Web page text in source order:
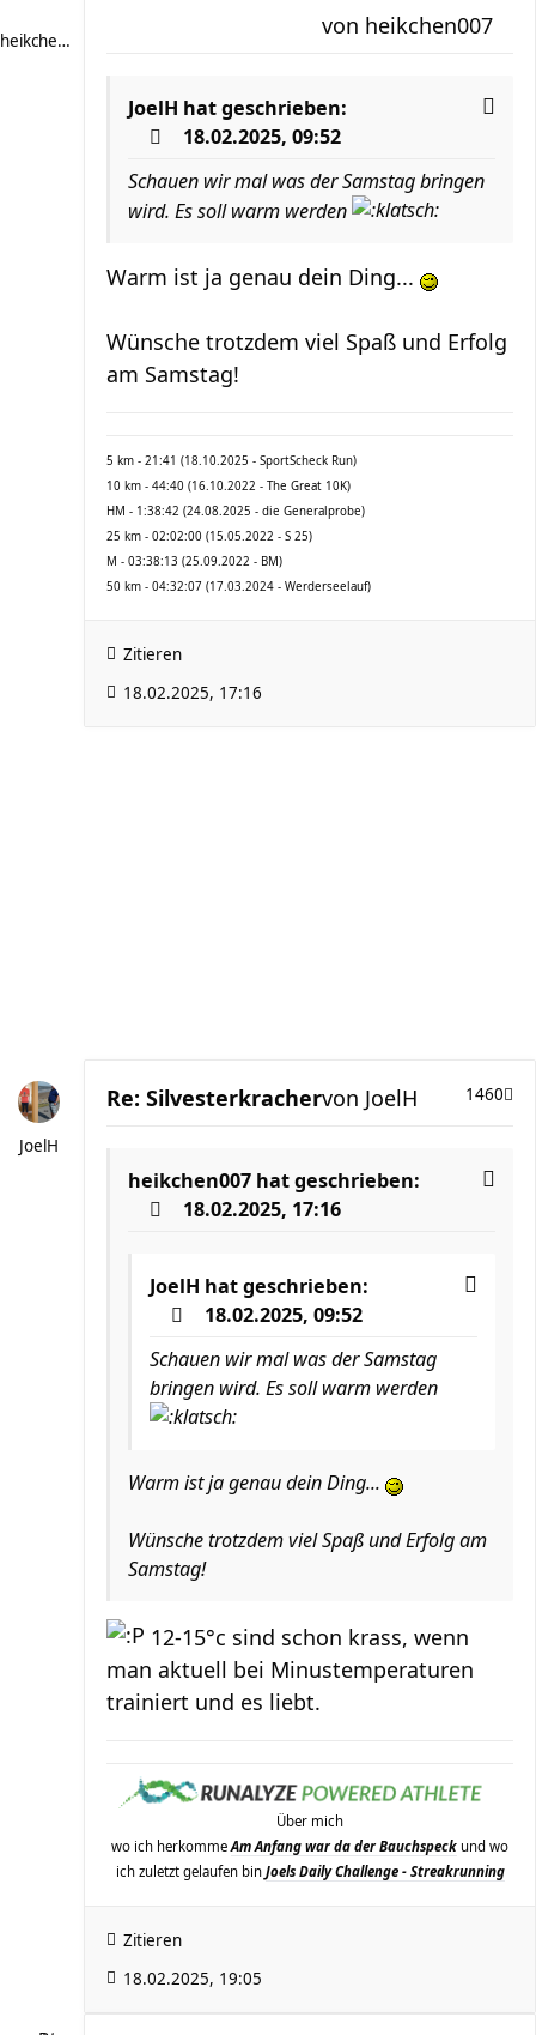
heikchen007
von heikchen007
JoelH hat geschrieben:
18.02.2025, 09:52
Schauen wir mal was der Samstag bringen
wird. Es soll warm werden
Warm ist ja genau dein Ding...
Wünsche trotzdem viel Spaß und Erfolg
am Samstag!
5 km - 21:41 (18.10.2025 - SportScheck Run)
10 km - 44:40 (16.10.2022 - The Great 10K)
HM - 1:38:42 (24.08.2025 - die Generalprobe)
25 km - 02:02:00 (15.05.2022 - S 25)
M - 03:38:13 (25.09.2022 - BM)
50 km - 04:32:07 (17.03.2024 - Werderseelauf)
Zitieren
18.02.2025, 17:16
JoelH
Re: Silvesterkracher 1460
von JoelH
heikchen007 hat geschrieben:
18.02.2025, 17:16
JoelH hat geschrieben:
18.02.2025, 09:52
Schauen wir mal was der Samstag
bringen wird. Es soll warm werden
Warm ist ja genau dein Ding...
Wünsche trotzdem viel Spaß und Erfolg am
Samstag!
12-15°c sind schon krass, wenn
man aktuell bei Minustemperaturen
trainiert und es liebt.
Über mich
wo ich herkomme Am Anfang war da der Bauchspeck und wo
ich zuletzt gelaufen bin Joels Daily Challenge - Streakrunning
Zitieren
18.02.2025, 19:05